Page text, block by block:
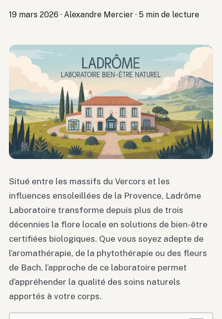
19 mars 2026 · Alexandre Mercier · 5 min de lecture
Situé entre les massifs du Vercors et les
influences ensoleillées de la Provence, Ladrôme
Laboratoire transforme depuis plus de trois
décennies la flore locale en solutions de bien-être
certifiées biologiques. Que vous soyez adepte de
l’aromathérapie, de la phytothérapie ou des fleurs
de Bach, l’approche de ce laboratoire permet
d’appréhender la qualité des soins naturels
apportés à votre corps.